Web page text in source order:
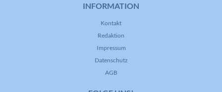
INFORMATION
Kontakt
Redaktion
Impressum
Datenschutz
AGB